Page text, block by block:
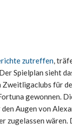
zutreffen,
Spielplan sieht
für
gewonnen.
Augen von
zugelassen